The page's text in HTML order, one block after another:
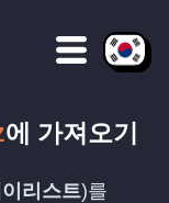
에 가져오기
리스트)를